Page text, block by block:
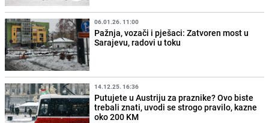
06.01.26. 11:00
Pažnja, vozači i pješaci: Zatvoren most u
Sarajevu, radovi u toku
14.12.25. 16:36
Putujete u Austriju za praznike? Ovo biste
trebali znati, uvodi se strogo pravilo, kazne
oko 200 KM